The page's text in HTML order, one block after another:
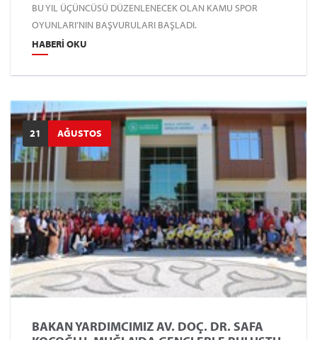
BU YIL ÜÇÜNCÜSÜ DÜZENLENECEK OLAN KAMU SPOR
OYUNLARI’NIN BAŞVURULARI BAŞLADI.
HABERI OKU
21 AĞUSTOS
BAKAN YARDIMCIMIZ AV. DOÇ. DR. SAFA